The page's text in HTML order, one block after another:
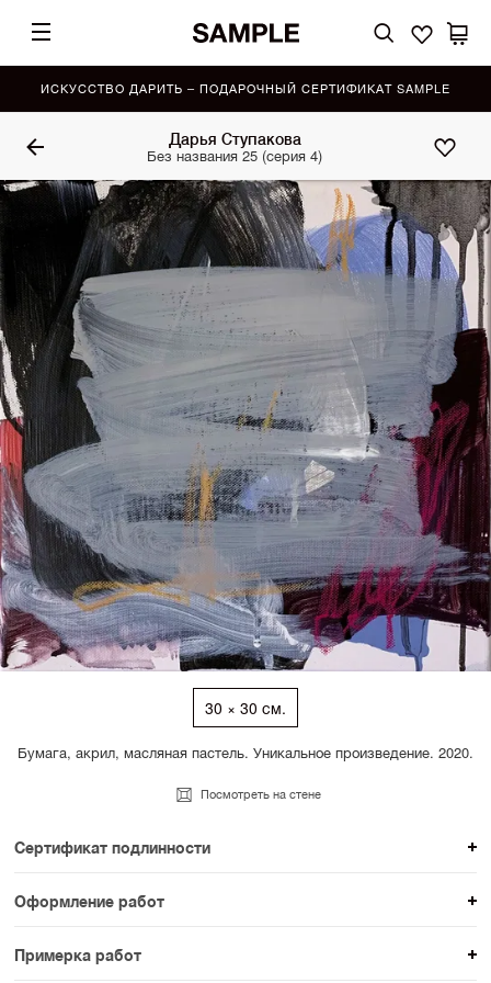
ИСКУССТВО ДАРИТЬ – ПОДАРОЧНЫЙ СЕРТИФИКАТ SAMPLE
Дарья Ступакова
Без названия 25 (серия 4)
30 × 30 см.
Бумага, акрил, масляная пастель. Уникальное произведение. 2020.
Посмотреть на стене
Сертификат подлинности
К каждому авторскому произведению мы
прикладываем сертификат подлинности. Для товаров
раздела SAMPLE СЕРИЯ сертификаты не
Оформление работ
При покупке произведения вы можете выбрать и
оплатить вариант оформления. На сайте доступен
Примерка работ